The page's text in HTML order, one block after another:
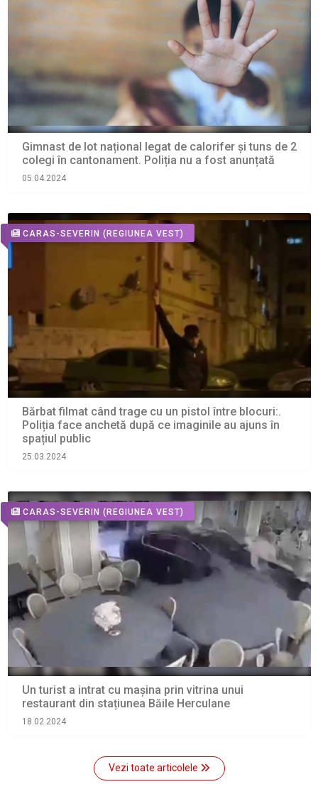
Gimnast de lot național legat de calorifer și tuns de 2
colegi în cantonament. Poliția nu a fost anunțată
05.04.2024
CARAS-SEVERIN (REGIUNEA VEST)
Bărbat filmat când trage cu un pistol între blocuri:.
Poliția face anchetă după ce imaginile au ajuns în
spațiul public
25.03.2024
CARAS-SEVERIN (REGIUNEA VEST)
Un turist a intrat cu mașina prin vitrina unui
restaurant din stațiunea Băile Herculane
18.02.2024
Vezi toate articolele